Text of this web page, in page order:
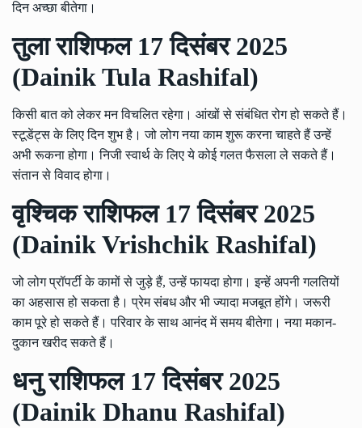
दिन अच्छा बीतेगा।
तुला राशिफल 17 दिसंबर 2025
(Dainik Tula Rashifal)
किसी बात को लेकर मन विचलित रहेगा। आंखों से संबंधित रोग हो सकते हैं।
स्टूडेंट्स के लिए दिन शुभ है। जो लोग नया काम शुरू करना चाहते हैं उन्हें
अभी रूकना होगा। निजी स्वार्थ के लिए ये कोई गलत फैसला ले सकते हैं।
संतान से विवाद होगा।
वृश्चिक राशिफल 17 दिसंबर 2025
(Dainik Vrishchik Rashifal)
जो लोग प्रॉपर्टी के कामों से जुड़े हैं, उन्हें फायदा होगा। इन्हें अपनी गलतियों
का अहसास हो सकता है। प्रेम संबध और भी ज्यादा मजबूत होंगे। जरूरी
काम पूरे हो सकते हैं। परिवार के साथ आनंद में समय बीतेगा। नया मकान-
दुकान खरीद सकते हैं।
धनु राशिफल 17 दिसंबर 2025
(Dainik Dhanu Rashifal)